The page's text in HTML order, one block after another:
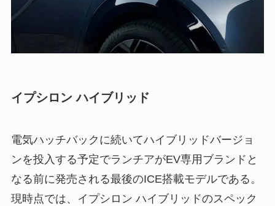
イプシロン ハイブリッド
電気ハッチバックに続いてハイブリッドバージョ
ンを投入する予定でランチアがEV専用ブランドと
なる前に発売される最後のICE搭載モデルである。
現時点では、イプシロン ハイブリッドのスペック